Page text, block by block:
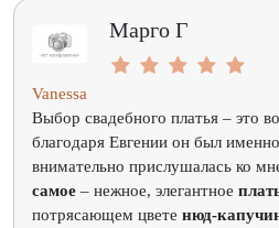
Марго Г
Vanessa
Выбор свадебного платья – это
благодаря Евгении он был
внимательно прислушалась ко
самое – нежное, элегантное
потрясающем цвете нюд-